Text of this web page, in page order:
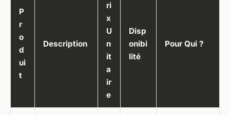
P
r
o
d
ui
t
Description
ri
x
U
n
it
a
ir
e
Disp
onibi
lité
Pour Qui ?